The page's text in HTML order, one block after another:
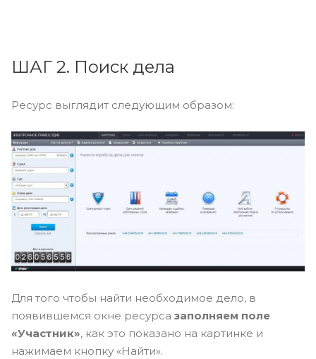
ШАГ 2. Поиск дела
Ресурс выглядит следующим образом:
Для того чтобы найти необходимое дело, в
появившемся окне ресурса заполняем поле
«Участник», как это показано на картинке и
нажимаем кнопку «Найти».